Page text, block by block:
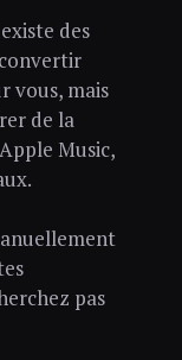
des
vous, mais
de la
Music,
pas